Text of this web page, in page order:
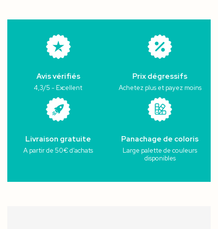
Avis vérifiés
4,3/5 - Excellent
Prix dégressifs
Achetez plus et payez moins
Livraison gratuite
A partir de 50€ d’achats
Panachage de coloris
Large palette de couleurs
disponibles